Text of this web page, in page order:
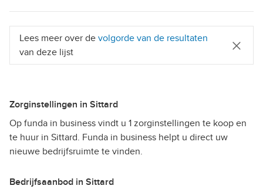
Lees meer over de volgorde van de resultaten
van deze lijst
Zorginstellingen in Sittard
Op funda in business vindt u 1 zorginstellingen te koop en
te huur in Sittard. Funda in business helpt u direct uw
nieuwe bedrijfsruimte te vinden.
Bedrijfsaanbod in Sittard